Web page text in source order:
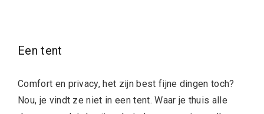
Een tent
Comfort en privacy, het zijn best fijne dingen toch?
Nou, je vindt ze niet in een tent. Waar je thuis alle